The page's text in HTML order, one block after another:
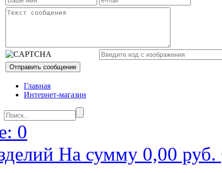
Главная
Интернет-магазин
0
На сумму 0,00 руб.